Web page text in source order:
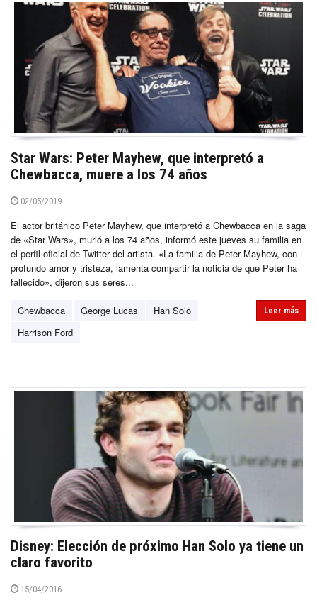
Star Wars: Peter Mayhew, que interpretó a
Chewbacca, muere a los 74 años
02/05/2019
El actor británico Peter Mayhew, que interpretó a Chewbacca en la saga
de «Star Wars», murió a los 74 años, informó este jueves su familia en
el perfil oficial de Twitter del artista. «La familia de Peter Mayhew, con
profundo amor y tristeza, lamenta compartir la noticia de que Peter ha
fallecido», dijeron sus seres...
Chewbacca George Lucas
Han Solo
Harrison Ford
Leer más
Disney: Elección de próximo Han Solo ya tiene un
claro favorito
15/04/2016